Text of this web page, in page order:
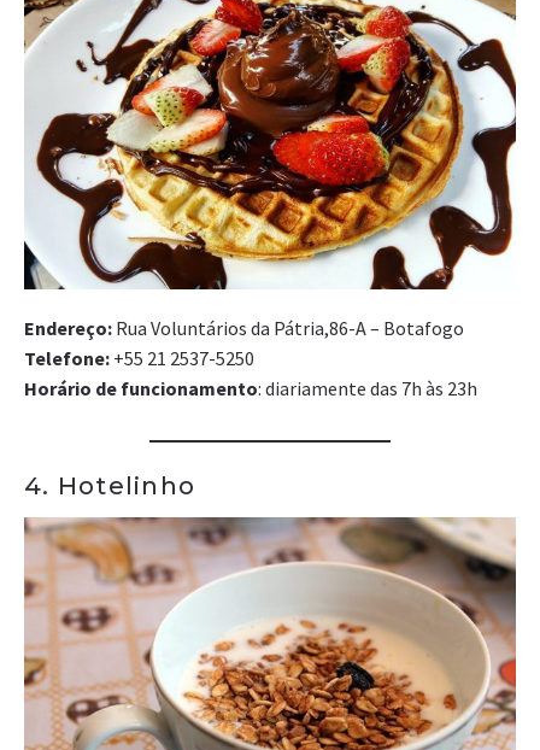
Endereço: Rua Voluntários da Pátria,86-A – Botafogo
Telefone: +55 21 2537-5250
Horário de funcionamento: diariamente das 7h às 23h
4. Hotelinho